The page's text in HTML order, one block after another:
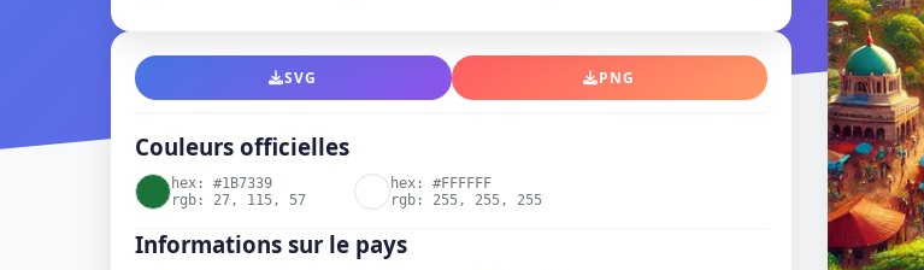
SVG PNG
Couleurs officielles
hex: #1B7339
rgb: 27, 115, 57
hex: #FFFFFF
rgb: 255, 255, 255
Informations sur le pays